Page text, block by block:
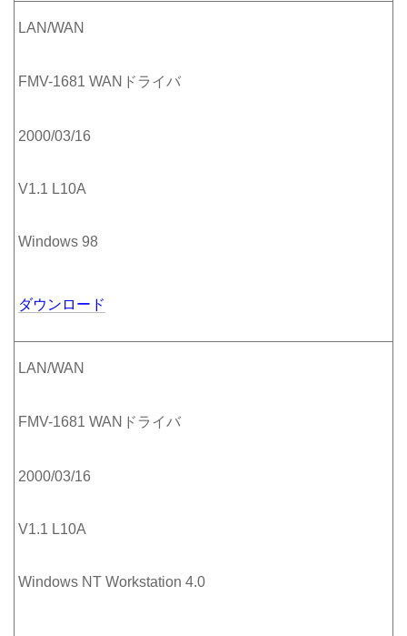
LAN/WAN
FMV-1681 WANドライバ
2000/03/16
V1.1 L10A
Windows 98
ダウンロード
LAN/WAN
FMV-1681 WANドライバ
2000/03/16
V1.1 L10A
Windows NT Workstation 4.0